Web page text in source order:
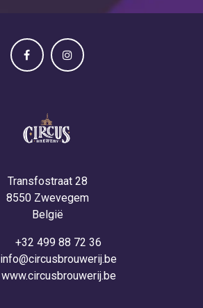
Transfostraat 28
8550 Zwevegem
België
+32 499 88 72 36
info@circusbrouwerij.be
www.circusbrouwerij.be